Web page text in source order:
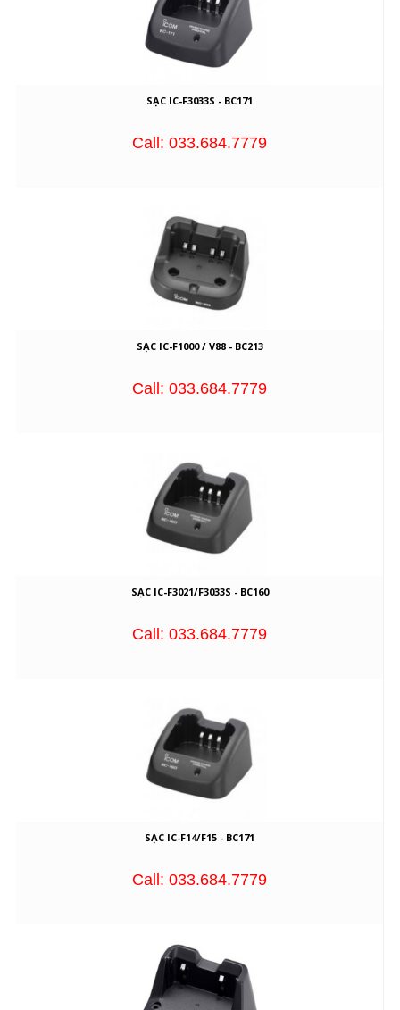
SẠC IC-F3033S - BC171
Call: 033.684.7779
SẠC IC-F1000 / V88 - BC213
Call: 033.684.7779
SẠC IC-F3021/F3033S - BC160
Call: 033.684.7779
SẠC IC-F14/F15 - BC171
Call: 033.684.7779